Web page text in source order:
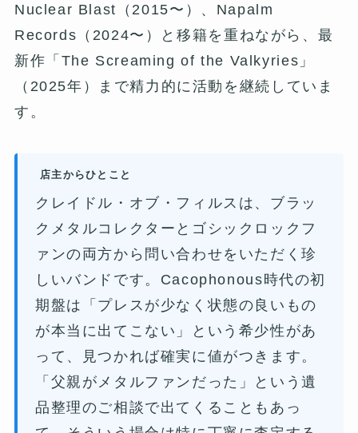
Nuclear Blast（2015〜）、Napalm
Records（2024〜）と移籍を重ねながら、最
新作「The Screaming of the Valkyries」
（2025年）まで精力的に活動を継続していま
す。
店主からひとこと
クレイドル・オブ・フィルスは、ブラッ
クメタルコレクターとゴシックロックフ
ァンの両方から問い合わせをいただく珍
しいバンドです。Cacophonous時代の初
期盤は「プレスが少なく状態の良いもの
が本当に出てこない」という希少性があ
って、見つかれば確実に値がつきます。
「父親がメタルファンだった」という遺
品整理のご相談で出てくることもあっ